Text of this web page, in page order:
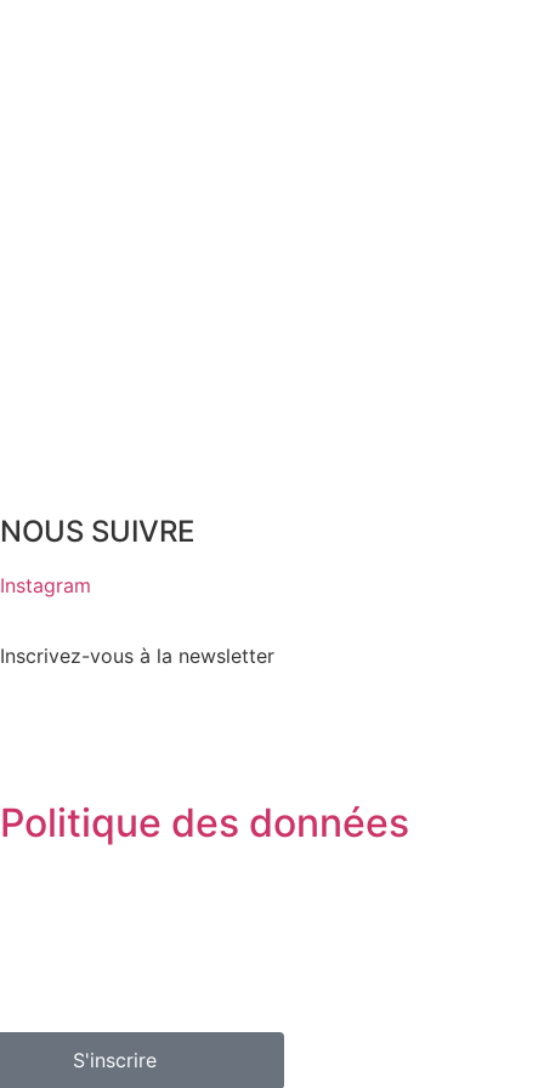
NOUS SUIVRE
Instagram
Inscrivez-vous à la newsletter
Politique des données
S'inscrire